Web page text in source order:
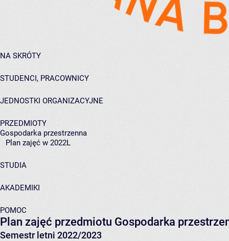
NA SKRÓTY
STUDENCI, PRACOWNICY
JEDNOSTKI ORGANIZACYJNE
PRZEDMIOTY
Gospodarka przestrzenna
Plan zajęć w 2022L
STUDIA
AKADEMIKI
POMOC
Plan zajęć przedmiotu Gospodarka
Semestr letni 2022/2023